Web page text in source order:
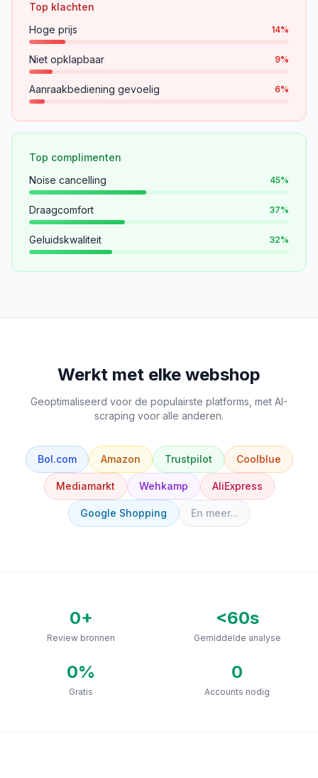
Top klachten
Hoge prijs
14%
Niet opklapbaar 9%
Aanraakbediening gevoelig 6%
Top complimenten
Noise cancelling
45%
Draagcomfort 37%
Geluidskwaliteit 32%
Werkt met elke webshop
Geoptimaliseerd voor de populairste platforms, met AI-
scraping voor alle anderen.
Bol.com Amazon Trustpilot Coolblue
Mediamarkt Wehkamp AliExpress
Google Shopping En meer...
0+
Review bronnen
<60s
Gemiddelde analyse
0%
Gratis
0
Accounts nodig